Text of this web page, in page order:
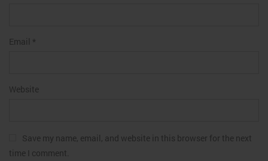
Email *
Website
Save my name, email, and website in this browser for the next
time I comment.